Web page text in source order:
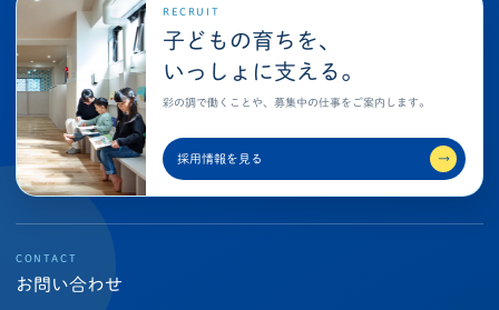
RECRUIT
子どもの育ちを、
いっしょに支える。
彩の調で働くことや、募集中の仕事をご案内します。
採用情報を見る →
CONTACT
お問い合わせ